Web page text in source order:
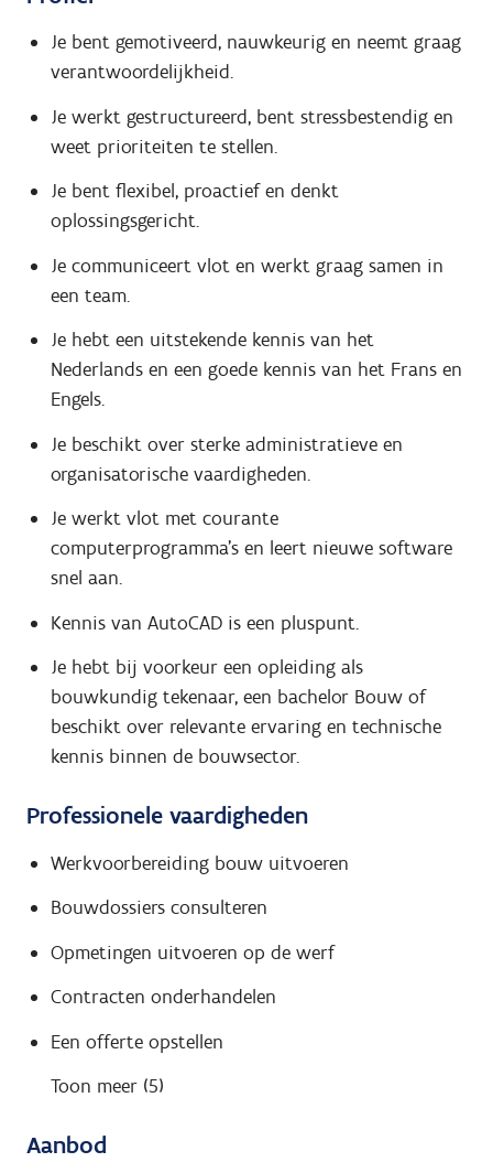
Je bent gemotiveerd, nauwkeurig en neemt graag
verantwoordelijkheid.
Je werkt gestructureerd, bent stressbestendig en
weet prioriteiten te stellen.
Je bent flexibel, proactief en denkt
oplossingsgericht.
Je communiceert vlot en werkt graag samen in
een team.
Je hebt een uitstekende kennis van het
Nederlands en een goede kennis van het Frans en
Engels.
Je beschikt over sterke administratieve en
organisatorische vaardigheden.
Je werkt vlot met courante
computerprogramma's en leert nieuwe software
snel aan.
Kennis van AutoCAD is een pluspunt.
Je hebt bij voorkeur een opleiding als
bouwkundig tekenaar, een bachelor Bouw of
beschikt over relevante ervaring en technische
kennis binnen de bouwsector.
Professionele vaardigheden
Werkvoorbereiding bouw uitvoeren
Bouwdossiers consulteren
Opmetingen uitvoeren op de werf
Contracten onderhandelen
Een offerte opstellen
Toon meer (5)
Aanbod